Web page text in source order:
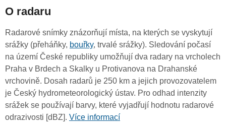
O radaru
Radarové snímky znázorňují místa, na kterých se vyskytují
srážky (přeháňky, bouřky, trvalé srážky). Sledování počasí
na území České republiky umožňují dva radary na vrcholech
Praha v Brdech a Skalky u Protivanova na Drahanské
vrchovině. Dosah radarů je 250 km a jejich provozovatelem
je Český hydrometeorologický ústav. Pro odhad intenzity
srážek se používají barvy, které vyjadřují hodnotu radarové
odrazivosti [dBZ]. Více informací